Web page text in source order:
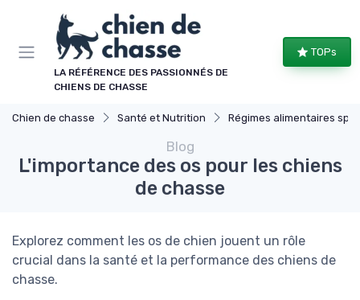
LA RÉFÉRENCE DES PASSIONNÉS DE
CHIENS DE CHASSE
TOPs
Chien de chasse Santé et Nutrition Régimes alimentaires spécifiques
Blog
L'importance des os pour les chiens
de chasse
Explorez comment les os de chien jouent un rôle
crucial dans la santé et la performance des chiens de
chasse.
Panneau de gestion des cookies